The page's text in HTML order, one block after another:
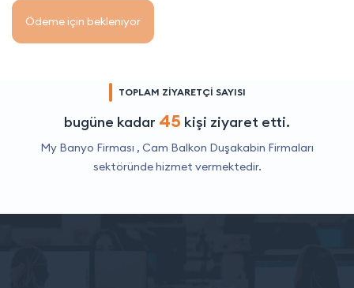
Ödeme için bekleniyor
TOPLAM ZİYARETÇİ SAYISI
bugüne kadar 45 kişi ziyaret etti.
My Banyo Firması , Cam Balkon Duşakabin Firmaları
sektöründe hizmet vermektedir.